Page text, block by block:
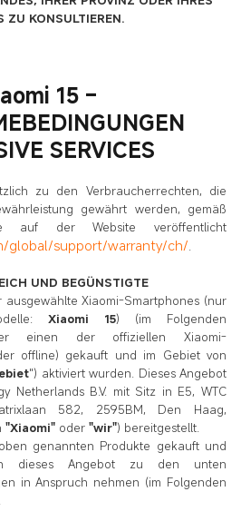
ZU KONSULTIEREN.
15 –
SERVICES
zu den Verbraucherrechten, die
gewährt werden, gemäß
auf der Website veröffentlicht
global/support/warranty/ch/.
UND BEGÜNSTIGTE
Xiaomi-Smartphones (nur
Xiaomi 15) (im Folgenden
einen der offiziellen Xiaomi-
offline) gekauft und im Gebiet von
") aktiviert wurden. Dieses Angebot
Netherlands B.V. mit Sitz in E5, WTC
582, 2595BM, Den Haag,
"Xiaomi" oder "wir") bereitgestellt.
genannten Produkte gekauft und
dieses Angebot zu den unten
in Anspruch nehmen (im Folgenden